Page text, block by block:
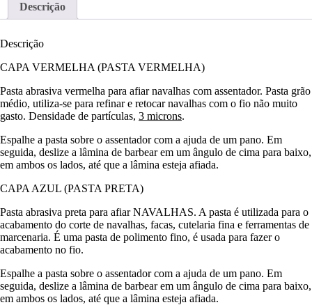
Descrição
Descrição
CAPA VERMELHA (PASTA VERMELHA)
Pasta abrasiva vermelha para afiar navalhas com assentador. Pasta grão
médio, utiliza-se para refinar e retocar navalhas com o fio não muito
gasto. Densidade de partículas, 3 microns.
Espalhe a pasta sobre o assentador com a ajuda de um pano. Em
seguida, deslize a lâmina de barbear em um ângulo de cima para baixo,
em ambos os lados, até que a lâmina esteja afiada.
CAPA AZUL (PASTA PRETA)
Pasta abrasiva preta para afiar NAVALHAS. A pasta é utilizada para o
acabamento do corte de navalhas, facas, cutelaria fina e ferramentas de
marcenaria. É uma pasta de polimento fino, é usada para fazer o
acabamento no fio.
Espalhe a pasta sobre o assentador com a ajuda de um pano. Em
seguida, deslize a lâmina de barbear em um ângulo de cima para baixo,
em ambos os lados, até que a lâmina esteja afiada.